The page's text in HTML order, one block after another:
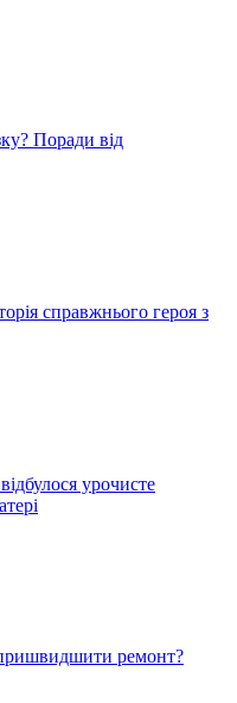
Поради від
справжнього героя з
урочисте
ремонт?